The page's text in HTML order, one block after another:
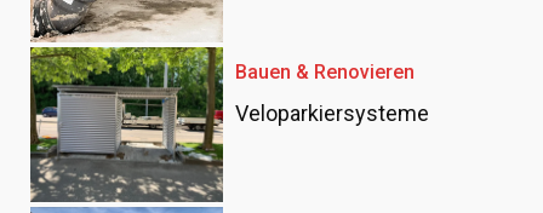
Bauen & Renovieren
Veloparkiersysteme